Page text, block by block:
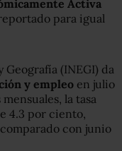
Activa
para igual
(INEGI) da
y empleo en julio
la tasa
4.3 por ciento,
con junio